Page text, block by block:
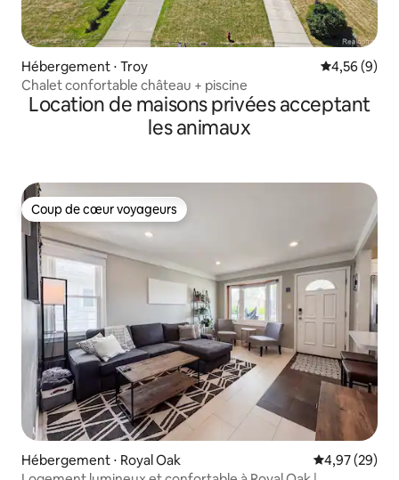
Hébergement ⋅ Troy Évaluation
4,56 (9)
Chalet confortable château + piscine
Location de maisons privées acceptant
les animaux
Coup de cœur voyageurs
Coup de cœur voyageurs
Hébergement ⋅ Royal Oak Évaluation
4,97 (29)